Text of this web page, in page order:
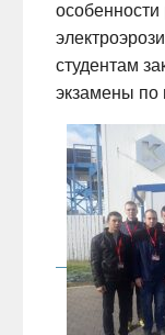
студентам
экзамены по